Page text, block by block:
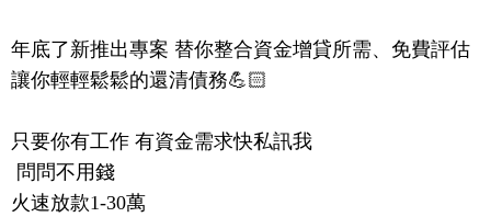
年底了新推出專案 替你整合資金增貸所需、免費評估
讓你輕輕鬆鬆的還清債務💪🏻
只要你有工作 有資金需求快私訊我
火速放款1-30萬